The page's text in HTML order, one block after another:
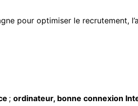
pour optimiser le recrutement,
; ordinateur, bonne connexion